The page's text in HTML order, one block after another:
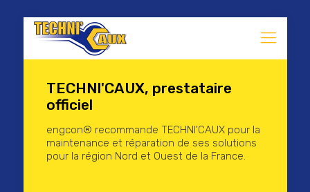
TECHNI'CAUX, prestataire
officiel
engcon® recommande TECHNI'CAUX pour la
maintenance et réparation de ses solutions
pour la région Nord et Ouest de la France.